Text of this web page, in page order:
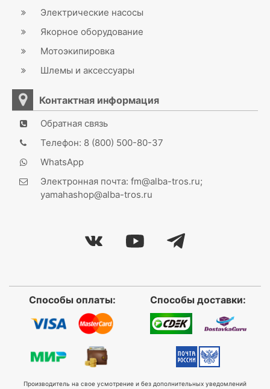
Электрические насосы
Якорное оборудование
Мотоэкипировка
Шлемы и аксессуары
Контактная информация
Обратная связь
Телефон: 8 (800) 500-80-37
WhatsApp
Электронная почта: fm@alba-tros.ru;
yamahashop@alba-tros.ru
Способы оплаты: Способы доставки:
Производитель на свое усмотрение и без дополнительных уведомлений